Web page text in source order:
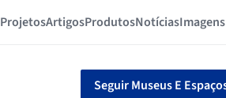
ProjetosArtigosProdutosNotíciasImagens
Seguir Museus E